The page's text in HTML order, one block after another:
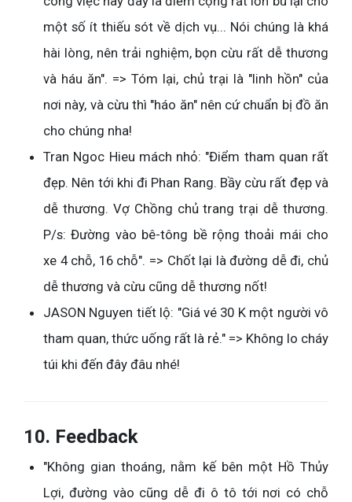
một số ít thiếu sót về dịch vụ... Nói chúng là khá
hài lòng, nên trải nghiệm, bọn cừu rất dễ thương
và háu ăn". => Tóm lại, chủ trại là "linh hồn" của
nơi này, và cừu thì "háo ăn" nên cứ chuẩn bị đồ ăn
cho chúng nha!
Tran Ngoc Hieu mách nhỏ: "Điểm tham quan rất
đẹp. Nên tới khi đi Phan Rang. Bầy cừu rất đẹp và
dễ thương. Vợ Chồng chủ trang trại dễ thương.
P/s: Đường vào bê-tông bề rộng thoải mái cho
xe 4 chỗ, 16 chỗ". => Chốt lại là đường dễ đi, chủ
dễ thương và cừu cũng dễ thương nốt!
JASON Nguyen tiết lộ: "Giá vé 30 K một người vô
tham quan, thức uống rất là rẻ." => Không lo cháy
túi khi đến đây đâu nhé!
10. Feedback
"Không gian thoáng, nằm kế bên một Hồ Thủy
Lợi, đường vào cũng dễ đi ô tô tới nơi có chỗ